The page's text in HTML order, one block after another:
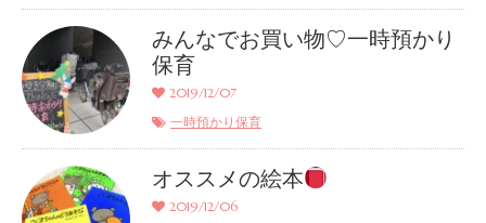
みんなでお買い物♡一時預かり
保育
2019/12/07
一時預かり保育
オススメの絵本
2019/12/06